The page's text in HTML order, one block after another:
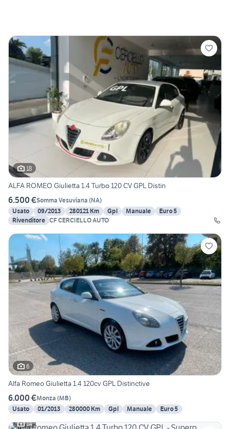
18
ALFA ROMEO Giulietta 1.4 Turbo 120 CV GPL Distin
6.500 €Somma Vesuviana (NA)
Usato
09/2013 280121 Km Gpl Manuale
Euro 5
Rivenditore CF CERCIELLO AUTO
6
Alfa Romeo Giulietta 1.4 120cv GPL Distinctive
6.000 €Monza (MB)
Usato
01/2013 280000 Km Gpl Manuale
Euro 5
14